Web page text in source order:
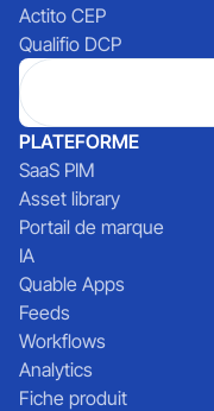
Actito CEP
Qualifio DCP
PLATEFORME
SaaS PIM
Asset library
Portail de marque
IA
Quable Apps
Feeds
Workflows
Analytics
Fiche produit